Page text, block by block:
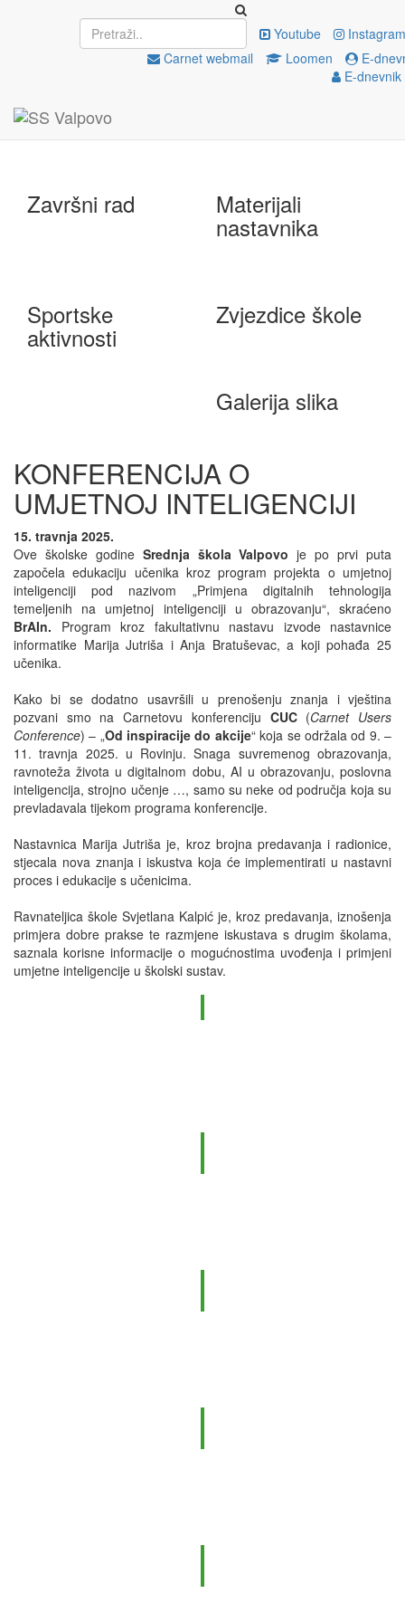
Youtube
Instagram
Carnet webmail
Loomen
E-
E-
EU projekti
e-Škole
Završni rad Materijali
nastavnika
Sportske
aktivnosti
Zvjezdice škole
Galerija slika
KONFERENCIJA O
UMJETNOJ INTELIGENCIJI
15. travnja 2025.
Ove školske godine Srednja škola Valpovo je po prvi puta
započela edukaciju učenika kroz program projekta o umjetnoj
inteligenciji pod nazivom „Primjena digitalnih tehnologija
temeljenih na umjetnoj inteligenciji u obrazovanju“, skraćeno
BrAIn. Program kroz fakultativnu nastavu izvode nastavnice
informatike Marija Jutriša i Anja Bratuševac, a koji pohađa 25
učenika.
Kako bi se dodatno usavršili u prenošenju znanja i vještina
pozvani smo na Carnetovu konferenciju CUC(Carnet Users
Conference) – „Od inspiracije do akcije“ koja se održala od 9. –
11. travnja 2025. u Rovinju. Snaga suvremenog obrazovanja,
ravnoteža života u digitalnom dobu, AI u obrazovanju, poslovna
inteligencija, strojno učenje …, samo su neke od područja koja su
prevladavala tijekom programa konferencije.
Nastavnica Marija Jutriša je, kroz brojna predavanja i radionice,
stjecala nova znanja i iskustva koja će implementirati u nastavni
proces i edukacije s učenicima.
Ravnateljica škole Svjetlana Kalpić je, kroz predavanja, iznošenja
primjera dobre prakse te razmjene iskustava s drugim školama,
saznala korisne informacije o mogućnostima uvođenja i primjeni
umjetne inteligencije u školski sustav.